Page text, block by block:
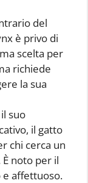
del
è privo di
scelta per
richiede
la sua
suo
il gatto
chi cerca un
noto per il
affettuoso.